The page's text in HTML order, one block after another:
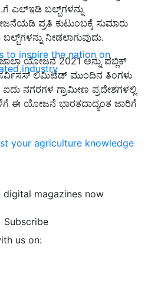
to inspire the nation on
industry
your agriculture knowledge
magazines now
Subscribe
us on:
ಎಲ್‌ಇಡಿ ಬಲ್ಬ್‌ಗಳನ್ನು
ಪ್ರತಿ ಕುಟುಂಬಕ್ಕೆ ಸುಮಾರು
ನೀಡಲಾಗುವುದು.
ಯೋಜನೆ 2021 ಅನ್ನು ಪಬ್ಲಿಕ್
ಲಿಮಿಟೆಡ್ ಮುಂದಿನ ತಿಂಗಳು
ನಗರಗಳ ಗ್ರಾಮೀಣ ಪ್ರದೇಶಗಳಲ್ಲಿ
ಈ ಯೋಜನೆ ಭಾರತದಾದ್ಯಂತ ಜಾರಿಗೆ